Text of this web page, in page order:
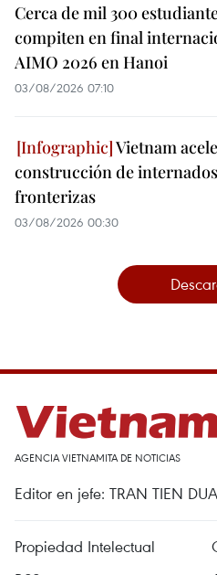
Cerca de mil 300
compiten en final
AIMO 2026 en Hanoi
03/08/2026 07:10
Vietnam
construcción de
fronterizas
03/08/2026 00:30
AGENCIA VIETNAMITA DE NOTICIAS
Editor en jefe: TRAN TIEN
Propiedad Intelectual